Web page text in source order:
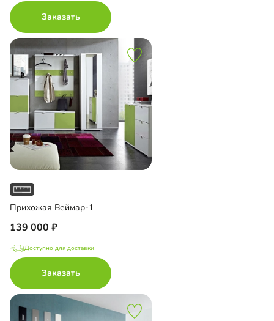
Заказать
Прихожая Веймар-1
139 000
Доступно для доставки
Заказать